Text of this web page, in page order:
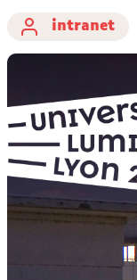
intranet